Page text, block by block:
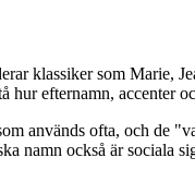
klassiker som Marie,
hur efternamn, accenter
används ofta, och de
namn också är sociala